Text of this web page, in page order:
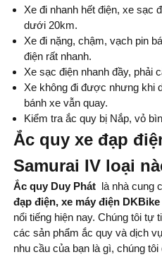
Xe đi nhanh hết điện, xe sạc
dưới 20km.
Xe đi nặng, chậm, vạch pin
điện rất nhanh.
Xe sạc điện nhanh đầy, phải
Xe không đi được nhưng khi
bánh xe vẫn quay.
Kiểm tra ắc quy bị Nắp, vỏ
Ắc quy xe đạp
Samurai IV loại
Ắc quy Duy Phát là nhà cung
đạp điện, xe máy điện DKBike
nổi tiếng hiện nay. Chúng tôi tự
các sản phẩm ắc quy và dịch
nhu cầu của bạn là gì, chúng